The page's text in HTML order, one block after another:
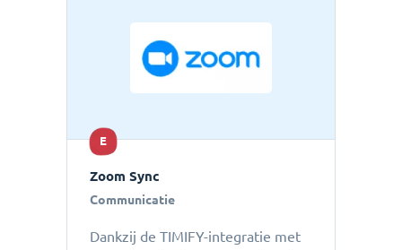
E
Zoom Sync
Communicatie
Dankzij de TIMIFY-integratie met